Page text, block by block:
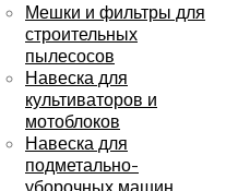
Мешки и фильтры для
строительных
пылесосов
Навеска для
культиваторов и
мотоблоков
Навеска для
подметально-